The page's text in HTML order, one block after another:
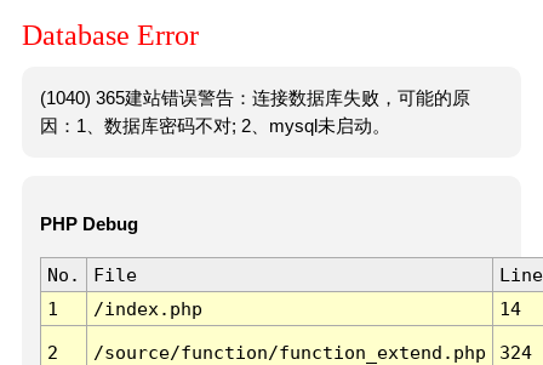
Database Error
(1040) 365建站错误警告：连接数据库失败，可能的原
因：1、数据库密码不对; 2、mysql未启动。
PHP Debug
No. File
Line
1
/index.php 14
2 /source/function/function_extend.php 324